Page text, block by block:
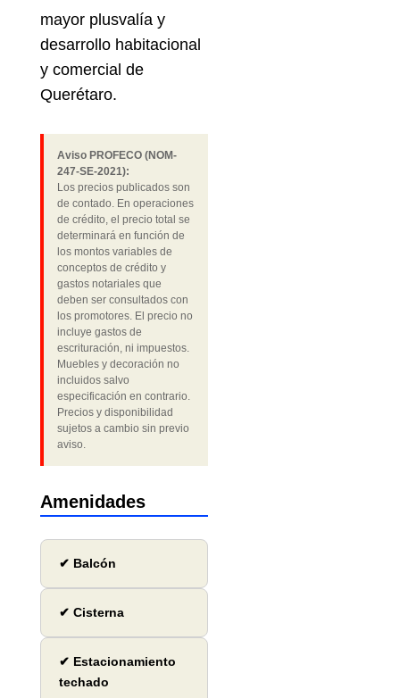
mayor plusvalía y
desarrollo habitacional
y comercial de
Querétaro.
Aviso PROFECO (NOM-
247-SE-2021):
Los precios publicados son
de contado. En operaciones
de crédito, el precio total se
determinará en función de
los montos variables de
conceptos de crédito y
gastos notariales que
deben ser consultados con
los promotores. El precio no
incluye gastos de
escrituración, ni impuestos.
Muebles y decoración no
incluidos salvo
especificación en contrario.
Precios y disponibilidad
sujetos a cambio sin previo
aviso.
Amenidades
✔ Balcón
✔ Cisterna
✔ Estacionamiento
techado